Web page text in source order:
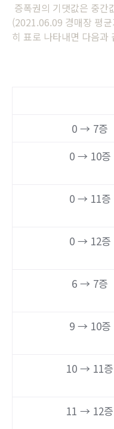
증폭권의 기댓값은 중간
(2021.06.09 경매장 평
히 표로 나타내면 다음과
0 → 7증
0 → 10증
0 → 11증
0 → 12증
6 → 7증
9 → 10증
10 → 11증
11 → 12증